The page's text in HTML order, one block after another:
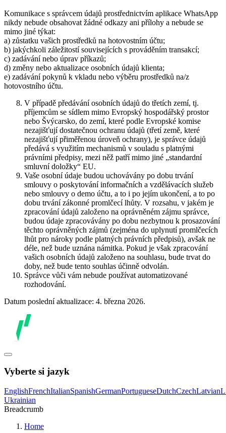
Komunikace s správcem údajů prostřednictvím aplikace WhatsApp
nikdy nebude obsahovat žádné odkazy ani přílohy a nebude se
mimo jiné týkat:
a) zůstatku vašich prostředků na hotovostním účtu;
b) jakýchkoli záležitostí souvisejících s prováděním transakcí;
c) zadávání nebo úprav příkazů;
d) změny nebo aktualizace osobních údajů klienta;
e) zadávání pokynů k vkladu nebo výběru prostředků na/z
hotovostního účtu.
V případě předávání osobních údajů do třetích zemí, tj.
příjemcům se sídlem mimo Evropský hospodářský prostor
nebo Švýcarsko, do zemí, které podle Evropské komise
nezajišťují dostatečnou ochranu údajů (třetí země, které
nezajišťují přiměřenou úroveň ochrany), je správce údajů
předává s využitím mechanismů v souladu s platnými
právními předpisy, mezi něž patří mimo jiné „standardní
smluvní doložky“ EU.
Vaše osobní údaje budou uchovávány po dobu trvání
smlouvy o poskytování informačních a vzdělávacích služeb
nebo smlouvy o demo účtu, a to i po jejím ukončení, a to po
dobu trvání zákonné promlčecí lhůty. V rozsahu, v jakém je
zpracování údajů založeno na oprávněném zájmu správce,
budou údaje zpracovávány po dobu nezbytnou k prosazování
těchto oprávněných zájmů (zejména do uplynutí promlčecích
lhůt pro nároky podle platných právních předpisů), avšak ne
déle, než bude uznána námitka. Pokud je však zpracování
vašich osobních údajů založeno na souhlasu, bude trvat do
doby, než bude tento souhlas účinně odvolán.
Správce vůči vám nebude používat automatizované
rozhodování.
Datum poslední aktualizace: 4. března 2026.
Vyberte si jazyk
EnglishFrenchItalianSpanishGermanPortugueseDutchCzechLatvian
Ukrainian
Breadcrumb
Home